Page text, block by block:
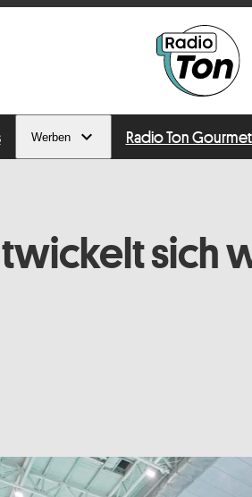
Werben Radio Ton Gourmet
sich